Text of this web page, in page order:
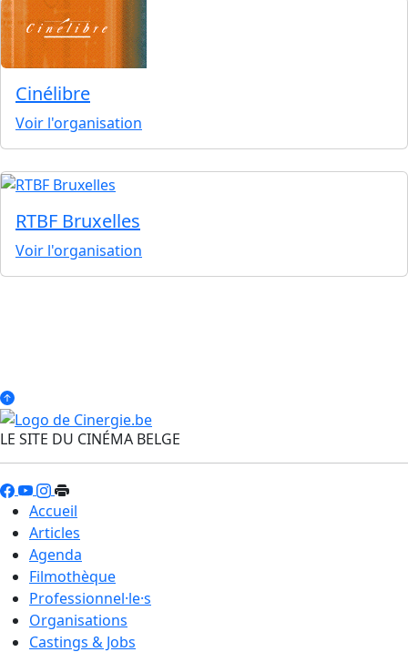
Cinélibre
Voir l'organisation
RTBF Bruxelles
Voir l'organisation
LE SITE DU CINÉMA BELGE
Accueil
Articles
Agenda
Filmothèque
Professionnel·le·s
Organisations
Castings & Jobs